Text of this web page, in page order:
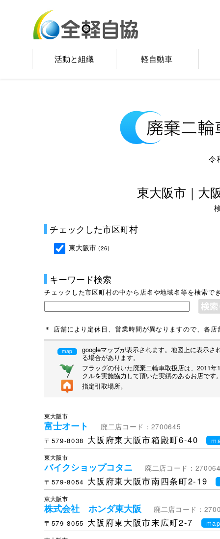
活動と組織 軽自動車
令
東大阪市｜大
チェックした市区町村
東大阪市 (26)
キーワード検索
チェックした市区町村の中から店名や地域名等を検索で
＊ 店舗により定休日、営業時間が異なりますので、各
map
googleマップが表示されます。地図上に表示
る場合があります。
フラッグの付いた廃棄二輪車取扱店は、2011
クルを実施協力して頂いた実績のあるお店です
指定引取場所。
東大阪市
富士オート
廃二店コード：2700645
〒579-8038 大阪府東大阪市箱殿町6-40
東大阪市
バイクショップコタニ
廃二店コード：
〒579-8054 大阪府東大阪市南四条町2-19
東大阪市
株式会社 ホンダ東大阪
廃二店コード：
〒579-8055 大阪府東大阪市末広町2-7